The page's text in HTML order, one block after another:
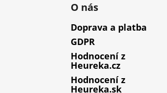
O nás
Doprava a platba
GDPR
Hodnocení z
Heureka.cz
Hodnocení z
Heureka.sk